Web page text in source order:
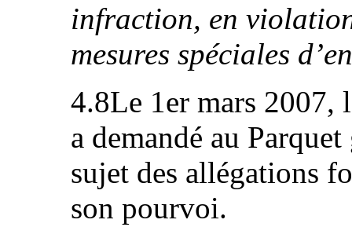
infraction, en
mesures spéciales
4.8Le 1er mars 2007,
a demandé au
sujet des allégations
son pourvoi.